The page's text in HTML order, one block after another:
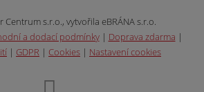
Centrum s.r.o., vytvořila eBRÁNA s.r.o.
a dodací podmínky| Doprava zdarma |
| GDPR | Cookies | Nastavení cookies